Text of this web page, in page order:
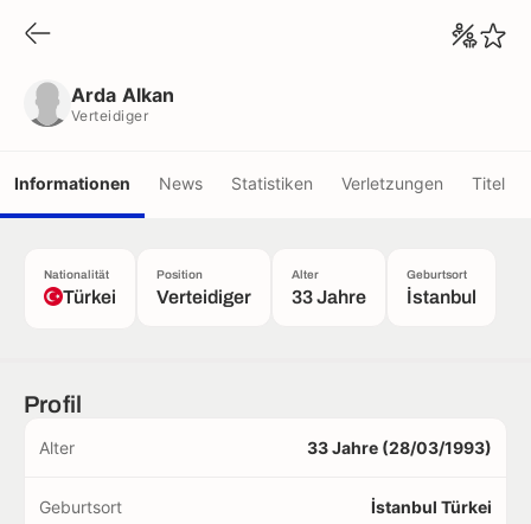
Arda Alkan
Verteidiger
Informationen News Statistiken Verletzungen Titel
Nationalität
Türkei
Position
Verteidiger
Alter
33 Jahre
Geburtsort
İstanbul
Profil
Alter 33 Jahre (28/03/1993)
Geburtsort İstanbul Türkei